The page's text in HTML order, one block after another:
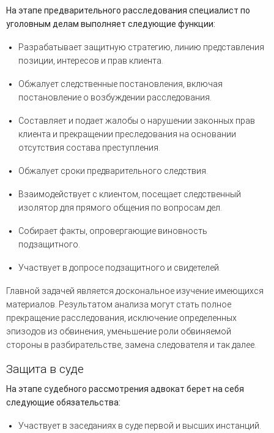
На этапе предварительного расследования специалист по
уголовным делам выполняет следующие функции:
Разрабатывает защитную стратегию, линию представления
позиции, интересов и прав клиента.
Обжалует следственные постановления, включая
постановление о возбуждении расследования.
Составляет и подает жалобы о нарушении законных прав
клиента и прекращении преследования на основании
отсутствия состава преступления.
Обжалует сроки предварительного следствия.
Взаимодействует с клиентом, посещает следственный
изолятор для прямого общения по вопросам дел.
Собирает факты, опровергающие виновность
подзащитного.
Участвует в допросе подзащитного и свидетелей.
Главной задачей является доскональное изучение имеющихся
материалов. Результатом анализа могут стать полное
прекращение расследования, исключение определенных
эпизодов из обвинения, уменьшение роли обвиняемой
стороны в разбирательстве, замена следователя и так далее.
Защита в суде
На этапе судебного рассмотрения адвокат берет на себя
следующие обязательства:
Участвует в заседаниях в суде первой и высших инстанций.